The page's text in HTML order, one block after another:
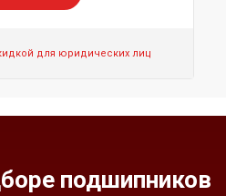
для юридических лиц
подшипников